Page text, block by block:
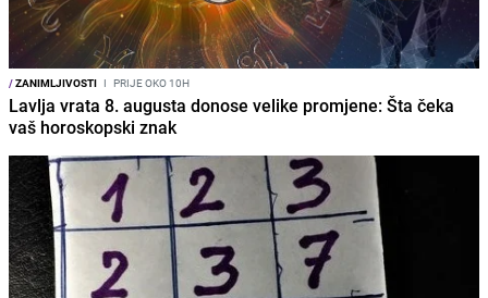
/ZANIMLJIVOSTI I PRIJE OKO 10H
Lavlja vrata 8. augusta donose velike promjene: Šta čeka
vaš horoskopski znak